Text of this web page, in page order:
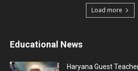
Load more
Educational News
Haryana Guest